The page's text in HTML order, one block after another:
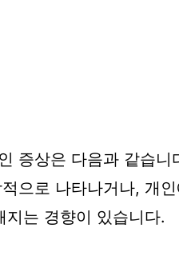
증상은 다음과 같습니
으로 나타나거나, 개
지는 경향이 있습니다.